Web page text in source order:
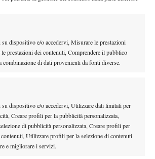
dispositivo e/o accedervi, Misurare le prestazioni
prestazioni dei contenuti, Comprendere il pubblico
combinazione di dati provenienti da fonti diverse.
dispositivo e/o accedervi, Utilizzare dati limitati per
Creare profili per la pubblicità personalizzata,
di pubblicità personalizzata, Creare profili per
Utilizzare profili per la selezione di contenuti
e migliorare i servizi.
è mancina ed è allenata da Ralph Platz
Bowl Under 16 nel 2013, trofeo ottenuto 12
dalla Andreescu.
la Andreescu ha ottenuto certamente delle
come il 6-1 6-3 rifilato sia all’australiana
in semifinale, senza dimenticare
battaglia che l’ha vista eliminare la
Swancon il punteggio di 6-7(5) 7-5 6-2 ai
ha dovuto faticare più del previsto sia